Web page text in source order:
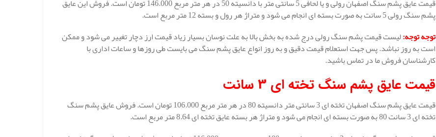
قیمت عایق پشم سنگ اصفهان رولی و یا لحافی 5 سانتی متر با دانسیته 50 در هر متر مربع 146.000 تومان است. فروش این عایق
پشم سنگ رولی 5 سانت به صورت بسته ای انجام می شود و متراژ هر رول و بسته 12 متر مربع است.
توجه توجه:لیست قیمت پشم سنگ رولی درج شده به بخش بالا به علت نوسان بسیار زیاد قیمت ارز دچار تغییر می شود و ممکن
است به روز نباشد. پس جهت استعلام قیمت دقیق و به روز انواع عایق پشم سنگ می بایست طی روزها و ساعات اداری با
کارشناسان فروش ما در تماس باشید.
قیمت عایق پشم سنگ تخته ای 3 سانت
قیمت عایق پشم سنگ اصفهان تخته ای 3 سانتی متر دانسیته 80 در هر متر مربع 106.000 تومان است. فروش عایق پشم سنگ
تخته ای 3 سانت 80 به صورت بسته ای انجام می شود و متراژ هر بسته عایق تخته ای 8.64 متر مربع است.